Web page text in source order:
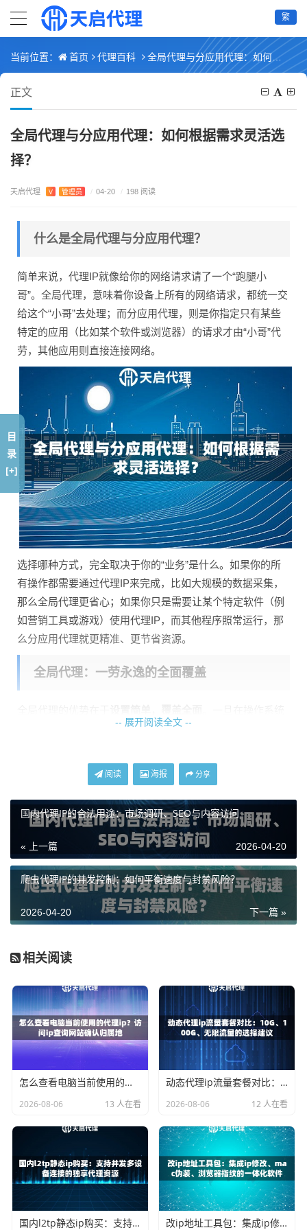
繁
当前位置： 首页 代理百科 全局代理与分应用代理：如何根据需求灵活选择？
正文
全局代理与分应用代理：如何根据需求灵活选
择？
天启代理 V 管理员 / 04-20 / 198 阅读
什么是全局代理与分应用代理？
简单来说，代理IP就像给你的网络请求请了一个“跑腿小
哥”。全局代理，意味着你设备上所有的网络请求，都统一交
给这个“小哥”去处理；而分应用代理，则是你指定只有某些
特定的应用（比如某个软件或浏览器）的请求才由“小哥”代
劳，其他应用则直接连接网络。
选择哪种方式，完全取决于你的“业务”是什么。如果你的所
有操作都需要通过代理IP来完成，比如大规模的数据采集，
那么全局代理更省心；如果你只是需要让某个特定软件（例
如营销工具或游戏）使用代理IP，而其他程序照常运行，那
么分应用代理就更精准、更节省资源。
全局代理：一劳永逸的全面覆盖
或路由器层面配置好代理服务器（例如天启代理提供的HTT
网络流量都会通过代理IP转发。
需要模拟特定地区整体网络环境：例如，测试网站在不
同地区的访问速度和显示效果。
进行大规模、全流量的网络爬虫或数据抓取 ：确保所有
请求IP地址的统一性和可管理性。
希望简化网络管理：在多台设备上部署相同的代理设
置，便于统一维护。
用（如某些国内支付工具）速度变慢，因为它“不区分业务，
分应用代理：精准出击的省心之选
分应用代理体现了精细化管理和资源优化的思想。你可以在
支持代理设置的软件内部，单独配置代理。比如，在开发者
常用的抓包工具、特定的浏览器或者营销软件里，直接填入
：你可能一边需要用自己的真实IP进行日常
办公沟通，一边需要让数据采集工具使用代理IP来工
作。
节省代理IP资源 ：只让必要的应用消耗代理IP流量，尤
其在使用按量计费的服务时，能有效控制成本。
-- 展开阅读全文 --
阅读 海报 分享
国内代理IP的合法用途：市场调研、SEO与内容访问
« 上一篇 2026-04-20
爬虫代理IP的并发控制：如何平衡速度与封禁风险？
下一篇 »
2026-04-20
相关阅读
怎么查看电脑当前使用的代理ip？访问ip查询网站确认归属地
2026-08-06 13 人在看
动态代理ip流量套餐对比：10G、100G、无限流量的选择建议
2026-08-06 12 人在看
国内l2tp静态ip购买：支持并发多设备连接的独享代理资源 改ip地址工具包：集成ip修改、mac伪装、浏览器指纹的一体化软件
目
录
[+]